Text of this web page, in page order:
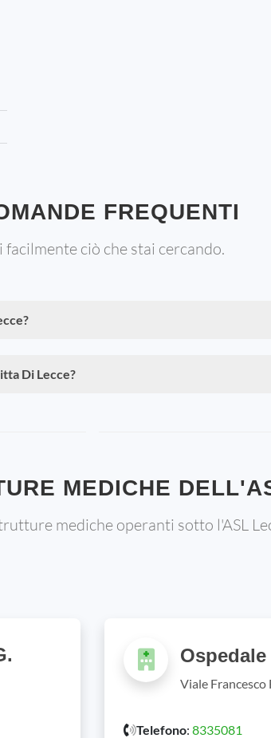
FREQUENTI
facilmente ciò che stai cercando.
Di Lecce?
MEDICHE
mediche operanti sotto l'ASL
Viale Francesco
Telefono: 8335081